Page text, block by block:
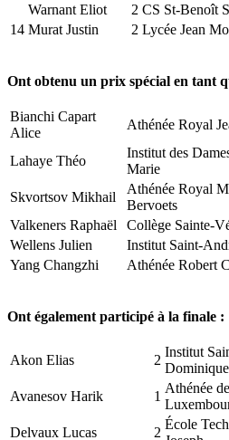
Warnant Eliot
2 CS St-Benoît
14 Murat Justin 2 Lycée Jean
Ont obtenu un prix spécial en tant
Bianchi Capart
Alice
Athénée Royal
Lahaye Théo
Institut des
Marie
Skvortsov Mikhail
Athénée Royal
Bervoets
Valkeners Raphaël
Collège Sainte-
Wellens Julien
Institut Saint-
Yang Changzhi
Athénée Robert
Ont également participé à la finale :
Akon Elias 2
Institut
Dominique
Avanesov Harik 1
Athénée de
Delvaux Lucas 2
École